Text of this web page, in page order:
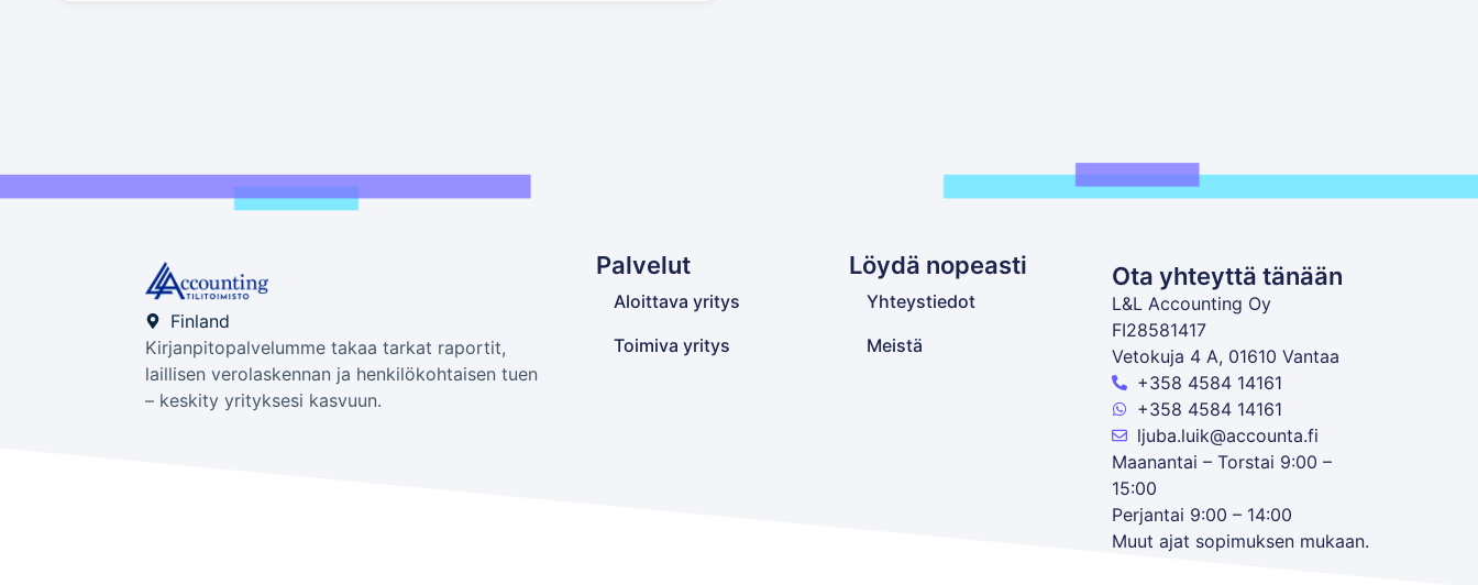
Finland
Kirjanpitopalvelumme takaa tarkat raportit,
laillisen verolaskennan ja henkilökohtaisen tuen
– keskity yrityksesi kasvuun.
Palvelut
Aloittava yritys
Toimiva yritys
Löydä nopeasti
Yhteystiedot
Meistä
Ota yhteyttä tänään
L&L Accounting Oy
FI28581417
Vetokuja 4 A, 01610 Vantaa
+358 4584 14161
+358 4584 14161
ljuba.luik@accounta.fi
Maanantai – Torstai 9:00 –
15:00
Perjantai 9:00 – 14:00
Muut ajat sopimuksen mukaan.